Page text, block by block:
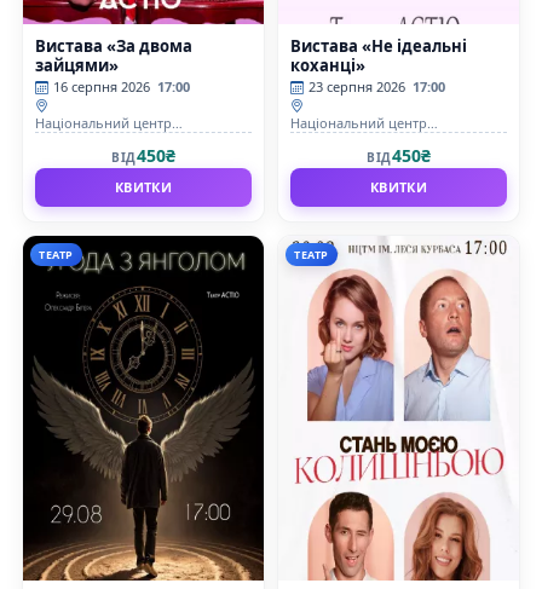
Вистава «За двома
зайцями»
16 серпня 2026 17:00
Національний центр
Курбаса (НЦТІ ім. Леся Курбаса)
ВІД450₴
КВИТКИ
Вистава «Не ідеальні
коханці»
23 серпня 2026 17:00
Національний центр
Курбаса (НЦТІ ім. Леся Курбаса)
ВІД450₴
КВИТКИ
ТЕАТР ТЕАТР